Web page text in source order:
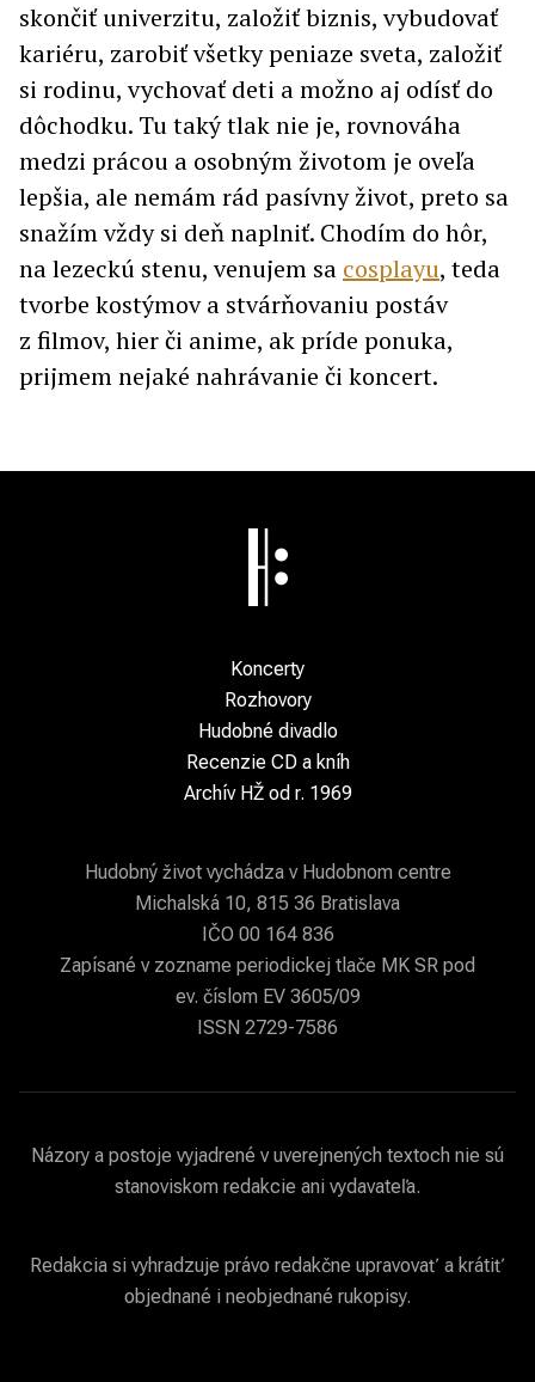
skončiť univerzitu, založiť biznis, vybudovať
kariéru, zarobiť všetky peniaze sveta, založiť
si rodinu, vychovať deti a možno aj odísť do
dôchodku. Tu taký tlak nie je, rovnováha
medzi prácou a osobným životom je oveľa
lepšia, ale nemám rád pasívny život, preto sa
snažím vždy si deň naplniť. Chodím do hôr,
na lezeckú stenu, venujem sa cosplayu, teda
tvorbe kostýmov a stvárňovaniu postáv
z filmov, hier či anime, ak príde ponuka,
prijmem nejaké nahrávanie či koncert.
Koncerty
Rozhovory
Hudobné divadlo
Recenzie CD a kníh
Archív HŽ od r. 1969
Hudobný život vychádza v Hudobnom centre
Michalská 10, 815 36 Bratislava
IČO 00 164 836
Zapísané v zozname periodickej tlače MK SR pod
ev. číslom EV 3605/09
ISSN 2729-7586
Názory a postoje vyjadrené v uverejnených textoch nie sú
stanoviskom redakcie ani vydavateľa.
Redakcia si vyhradzuje právo redakčne upravovať a krátiť
objednané i neobjednané rukopisy.